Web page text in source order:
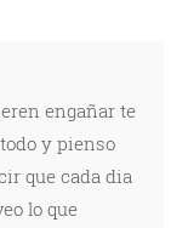
engañar te
y pienso
que cada dia
lo que